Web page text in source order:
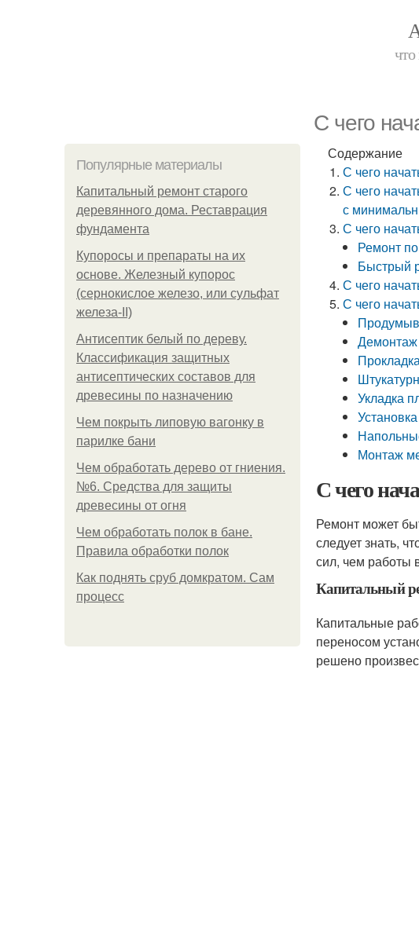
С чего
Популярные материалы
Капитальный ремонт старого
деревянного дома. Реставрация
фундамента
Купоросы и препараты на их
основе. Железный купорос
(сернокислое железо, или сульфат
железа-II)
Антисептик белый по дереву.
Классификация защитных
антисептических составов для
древесины по назначению
Чем покрыть липовую вагонку в
парилке бани
Чем обработать дерево от гниения.
№6. Средства для защиты
древесины от огня
Чем обработать полок в бане.
Правила обработки полок
Как поднять сруб домкратом. Сам
процесс
Содержание
С чего
С чего
с
С чего
Ремонт
Быстрый
С чего
С чего
Демонтаж
Укладка
Монтаж
С чего
Ремонт может
следует знать,
сил, чем работы
Капитальный
Капитальные
переносом
решено